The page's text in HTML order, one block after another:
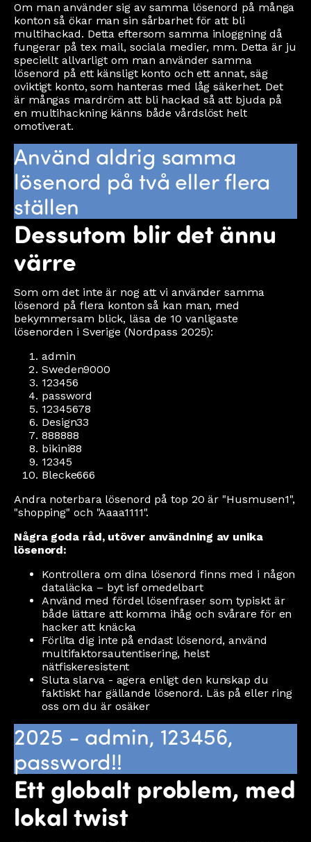
Om man använder sig av samma lösenord på många
konton så ökar man sin sårbarhet för att bli
multihackad. Detta eftersom samma inloggning då
fungerar på tex mail, sociala medier, mm. Detta är ju
speciellt allvarligt om man använder samma
lösenord på ett känsligt konto och ett annat, säg
oviktigt konto, som hanteras med låg säkerhet. Det
är mångas mardröm att bli hackad så att bjuda på
en multihackning känns både vårdslöst helt
omotiverat.
Använd aldrig samma
lösenord på två eller flera
ställen
Dessutom blir det ännu
värre
Som om det inte är nog att vi använder samma
lösenord på flera konton så kan man, med
bekymmersam blick, läsa de 10 vanligaste
lösenorden i Sverige (Nordpass 2025):
admin
Sweden9000
123456
password
12345678
Design33
888888
bikini88
12345
Blecke666
Andra noterbara lösenord på top 20 är "Husmusen1",
"shopping" och "Aaaa1111".
Några goda råd, utöver användning av unika
lösenord:
Kontrollera om dina lösenord finns med i någon
dataläcka – byt isf omedelbart
Använd med fördel lösenfraser som typiskt är
både lättare att komma ihåg och svårare för en
hacker att knäcka
Förlita dig inte på endast lösenord, använd
multifaktorsautentisering, helst
nätfiskeresistent
Sluta slarva - agera enligt den kunskap du
faktiskt har gällande lösenord. Läs på eller ring
oss om du är osäker
2025 - admin, 123456,
password!!
Ett globalt problem, med
lokal twist